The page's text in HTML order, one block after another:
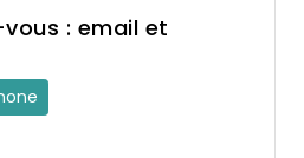
vous : email et